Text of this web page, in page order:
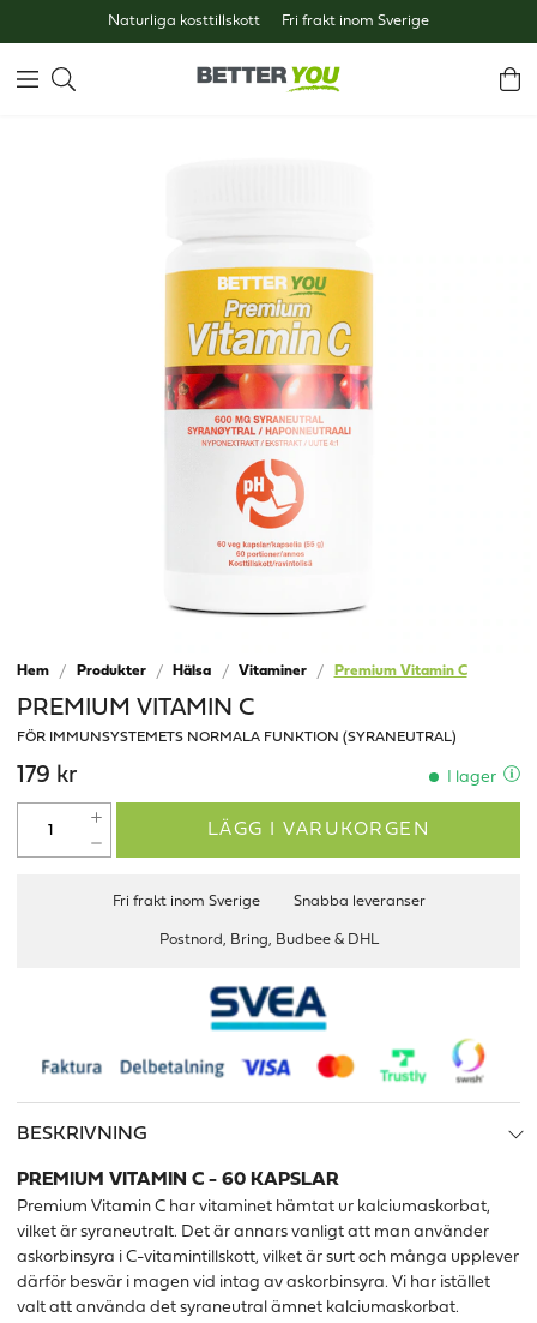
Naturliga kosttillskott Fri frakt inom Sverige
Hem Produkter Hälsa Vitaminer Premium Vitamin C
PREMIUM VITAMIN C
FÖR IMMUNSYSTEMETS NORMALA FUNKTION (SYRANEUTRAL)
179 kr I lager
LÄGG I VARUKORGEN
Fri frakt inom Sverige Snabba leveranser
Postnord, Bring, Budbee & DHL
BESKRIVNING
PREMIUM VITAMIN C - 60 KAPSLAR
Premium Vitamin C har vitaminet hämtat ur kalciumaskorbat,
vilket är syraneutralt. Det är annars vanligt att man använder
askorbinsyra i C-vitamintillskott, vilket är surt och många upplever
därför besvär i magen vid intag av askorbinsyra. Vi har istället
valt att använda det syraneutral ämnet kalciumaskorbat.